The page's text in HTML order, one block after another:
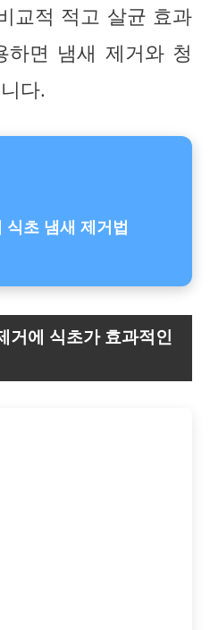
교적 적고 살균 효과
하면 냄새 제거와 청
다.
식초 냄새 제거법
거에 식초가 효과적인